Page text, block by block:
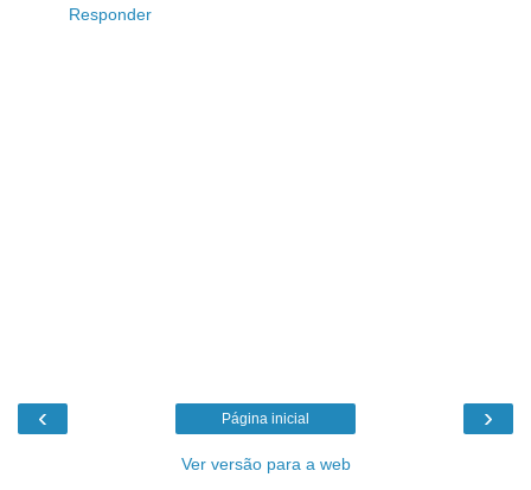
Responder
‹ ›
Página inicial
Ver versão para a web